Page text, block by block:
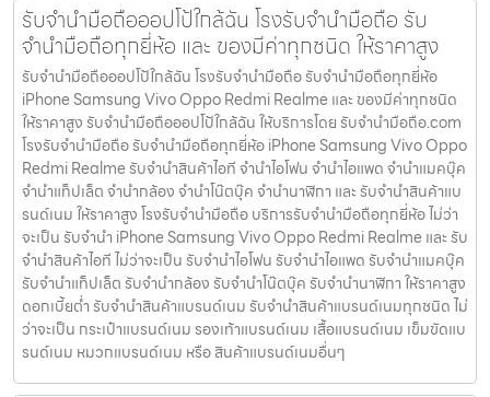
รับจำนำมือถือออปโป้ใกล้ฉัน โรงรับจำนำมือถือ รับ
จำนำมือถือทุกยี่ห้อ และ ของมีค่าทุกชนิด ให้ราคาสูง
รับจำนำมือถือออปโป้ใกล้ฉัน โรงรับจำนำมือถือ รับจำนำมือถือทุกยี่ห้อ
iPhone Samsung Vivo Oppo Redmi Realme และ ของมีค่าทุกชนิด
ให้ราคาสูง รับจำนำมือถือออปโป้ใกล้ฉัน ให้บริการโดย รับจํานํามือถือ.com
โรงรับจำนำมือถือ รับจำนำมือถือทุกยี่ห้อ iPhone Samsung Vivo Oppo
Redmi Realme รับจำนำสินค้าไอที จำนำไอโฟน จำนำไอแพด จำนำแมคบุ๊ค
จำนำแท็ปเล็ต จำนำกล้อง จำนำโน๊ตบุ๊ค จำนำนาฬิกา และ รับจำนำสินค้าแบ
รนด์เนม ให้ราคาสูง โรงรับจำนำมือถือ บริการรับจำนำมือถือทุกยี่ห้อ ไม่ว่า
จะเป็น รับจำนำ iPhone Samsung Vivo Oppo Redmi Realme และ รับ
จำนำสินค้าไอที ไม่ว่าจะเป็น รับจำนำไอโฟน รับจำนำไอแพด รับจำนำแมคบุ๊ค
รับจำนำแท็ปเล็ต รับจำนำกล้อง รับจำนำโน๊ตบุ๊ค รับจำนำนาฬิกา ให้ราคาสูง
ดอกเบี้ยต่ำ รับจำนำสินค้าแบรนด์เนม รับจำนำสินค้าแบรนด์เนมทุกชนิด ไม่
ว่าจะเป็น กระเป๋าแบรนด์เนม รองเท้าแบรนด์เนม เสื้อแบรนด์เนม เข็มขัดแบ
รนด์เนม หมวกแบรนด์เนม หรือ สินค้าแบรนด์เนมอื่นๆ